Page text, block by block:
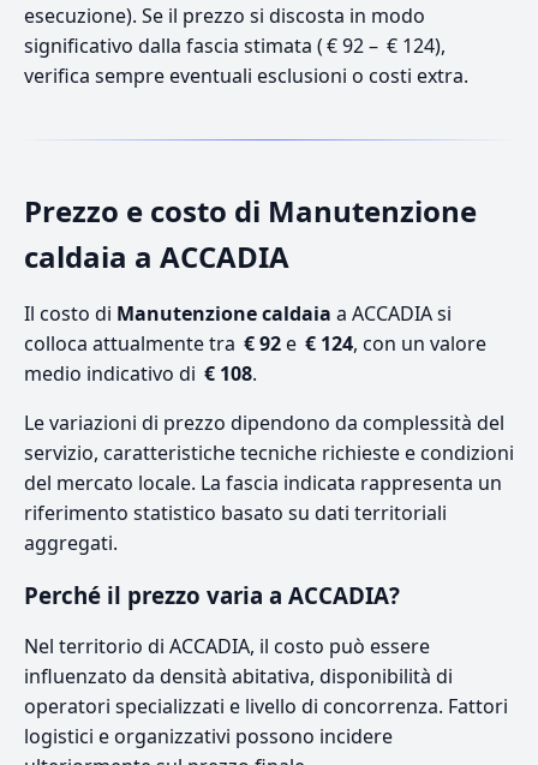
esecuzione). Se il prezzo si discosta in modo
significativo dalla fascia stimata ( € 92 – € 124),
verifica sempre eventuali esclusioni o costi extra.
Prezzo e costo di Manutenzione
caldaia a ACCADIA
Il costo di Manutenzione caldaia a ACCADIA si
colloca attualmente tra € 92e € 124, con un valore
medio indicativo di € 108.
Le variazioni di prezzo dipendono da complessità del
servizio, caratteristiche tecniche richieste e condizioni
del mercato locale. La fascia indicata rappresenta un
riferimento statistico basato su dati territoriali
aggregati.
Perché il prezzo varia a ACCADIA?
Nel territorio di ACCADIA, il costo può essere
influenzato da densità abitativa, disponibilità di
operatori specializzati e livello di concorrenza. Fattori
logistici e organizzativi possono incidere